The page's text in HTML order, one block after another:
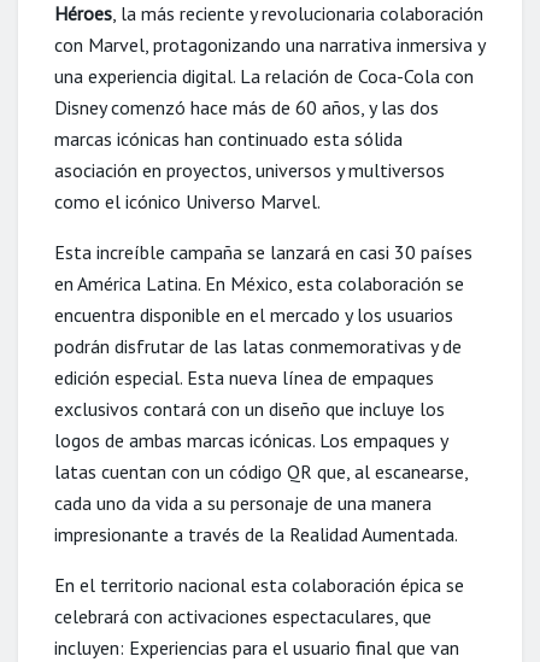
Héroes, la más reciente y revolucionaria colaboración
con Marvel, protagonizando una narrativa inmersiva y
una experiencia digital. La relación de Coca-Cola con
Disney comenzó hace más de 60 años, y las dos
marcas icónicas han continuado esta sólida
asociación en proyectos, universos y multiversos
como el icónico Universo Marvel.
Esta increíble campaña se lanzará en casi 30 países
en América Latina. En México, esta colaboración se
encuentra disponible en el mercado y los usuarios
podrán disfrutar de las latas conmemorativas y de
edición especial. Esta nueva línea de empaques
exclusivos contará con un diseño que incluye los
logos de ambas marcas icónicas. Los empaques y
latas cuentan con un código QR que, al escanearse,
cada uno da vida a su personaje de una manera
impresionante a través de la Realidad Aumentada.
En el territorio nacional esta colaboración épica se
celebrará con activaciones espectaculares, que
incluyen: Experiencias para el usuario final que van